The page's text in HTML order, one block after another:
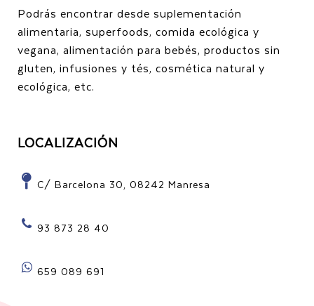
Podrás encontrar desde suplementación
alimentaria, superfoods, comida ecológica y
vegana, alimentación para bebés, productos sin
gluten, infusiones y tés, cosmética natural y
ecológica, etc.
LOCALIZACIÓN
C/ Barcelona 30, 08242 Manresa
93 873 28 40
659 089 691